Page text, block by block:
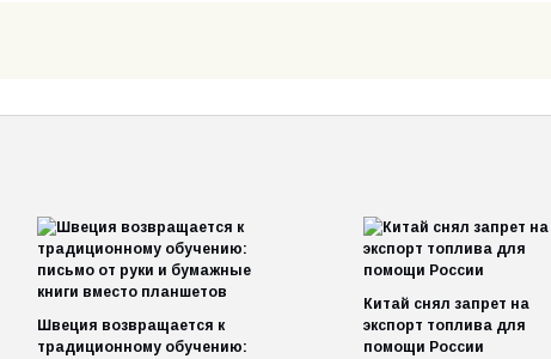
Швеция возвращается к
традиционному обучению:
Китай снял запрет на
экспорт топлива для
помощи России